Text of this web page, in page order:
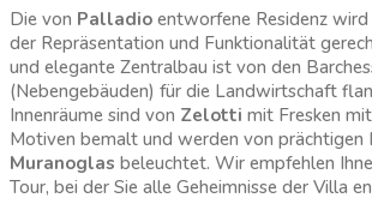
Die von Palladio entworfene Residenz
der Repräsentation und Funktionalität
und elegante Zentralbau ist von den
(Nebengebäuden) für die Landwirtschaft
Innenräume sind von Zelotti mit Fresken
Motiven bemalt und werden von prächtigen
Muranoglas beleuchtet. Wir empfehlen
Tour, bei der Sie alle Geheimnisse der Villa